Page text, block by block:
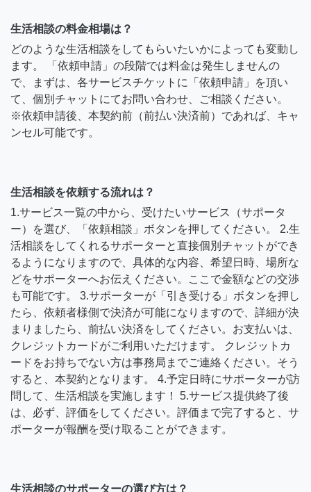
生活相談の料金相場は？
どのような生活相談をしてもらいたいかによっても変動し
ます。 「依頼申請」の段階では料金は発生しませんの
で、まずは、各サービスチケットに「依頼申請」を頂い
て、個別チャットにてお問い合わせ、ご相談ください。
※依頼申請後、本契約前（前払い決済前）であれば、キャ
ンセル可能です。
生活相談を依頼する流れは？
1.サービス一覧の中から、受けたいサービス（サポータ
ー）を選び、「依頼相談」ボタンを押してください。 2.生
活相談をしてくれるサポーターと直接個別チャットができ
るようになりますので、具体的な内容、希望日時、場所な
どをサポーターへお伝えください。ここで金額などの交渉
も可能です。 3.サポーターが「引き受ける」ボタンを押し
たら、依頼者様側で決済が可能になりますので、詳細が決
まりましたら、前払い決済をしてください。お支払いは、
クレジットカードがご利用いただけます。 クレジットカ
ードをお持ちでない方は事務局までご連絡ください。そう
すると、本契約となります。 4.予定日時にサポーターが訪
問して、生活相談を実施します！ 5.サービス提供終了後
は、必ず、評価をしてください。評価まで完了すると、サ
ポーターが報酬を受け取ることができます。
生活相談のサポーターの選び方は？